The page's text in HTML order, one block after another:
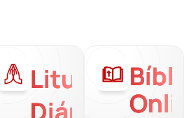
Liturgia